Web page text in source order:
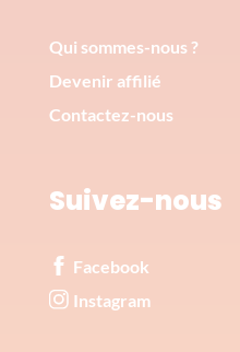
Qui sommes-nous ?
Devenir affilié
Contactez-nous
Suivez-nous
Facebook
Instagram